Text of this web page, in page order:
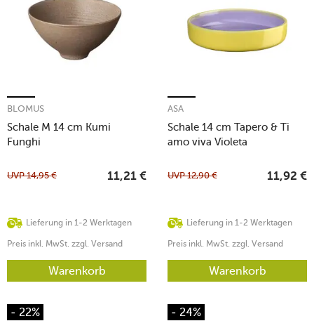
Schale M 14 cm Kumi
Funghi
BLOMUS
Lieferung in 1-2 Werktagen
UVP14,95 € 11,21 €
Preis inkl. MwSt. zzgl. Versand
Warenkorb
Schale 14 cm Tapero & Ti
amo viva Violeta
ASA
Lieferung in 1-2 Werktagen
UVP12,90 € 11,92 €
Preis inkl. MwSt. zzgl. Versand
Warenkorb
- 22% - 24%